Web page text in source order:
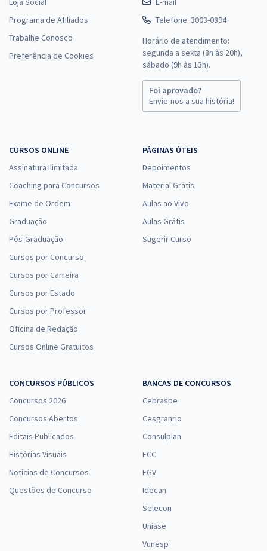
Programa de Afiliados
Trabalhe Conosco
Preferência de Cookies
Telefone: 3003-0894
Horário de atendimento:
segunda a sexta (8h às 20h),
sábado (9h às 13h).
Foi aprovado?
Envie-nos a sua história!
CURSOS ONLINE
Assinatura Ilimitada
Coaching para Concursos
Exame de Ordem
Graduação
Pós-Graduação
Cursos por Concurso
Cursos por Carreira
Cursos por Estado
Cursos por Professor
Oficina de Redação
Cursos Online Gratuitos
PÁGINAS ÚTEIS
Depoimentos
Material Grátis
Aulas ao Vivo
Aulas Grátis
Sugerir Curso
CONCURSOS PÚBLICOS
Concursos 2026
Concursos Abertos
Editais Publicados
Histórias Visuais
Notícias de Concursos
Questões de Concurso
BANCAS DE CONCURSOS
Cebraspe
Cesgranrio
Consulplan
FCC
FGV
Idecan
Selecon
Uniase
Vunesp